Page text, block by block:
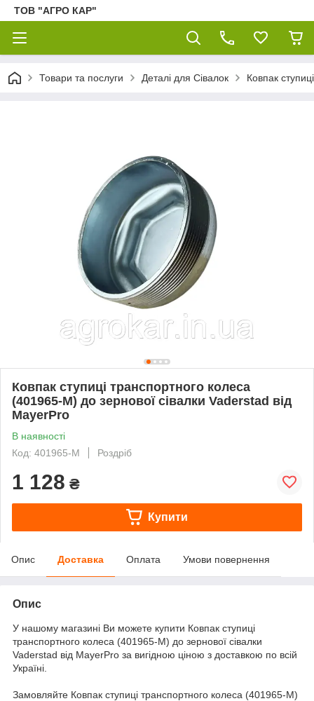
ТОВ "АГРО КАР"
Товари та послуги Деталі для Сівалок Ковпак
Ковпак ступиці транспортного колеса
(401965-M) до зернової сівалки Vaderstad від
MayerPro
В наявності
Код: 401965-M
Роздріб
1 128 ₴
Купити
Опис Доставка Оплата Умови повернення
Опис
У нашому магазині Ви можете купити Ковпак ступиці
транспортного колеса (401965-M) до зернової сівалки
Vaderstad від MayerPro за вигідною ціною з доставкою по всій
Україні.
Замовляйте Ковпак ступиці транспортного колеса (401965-M)